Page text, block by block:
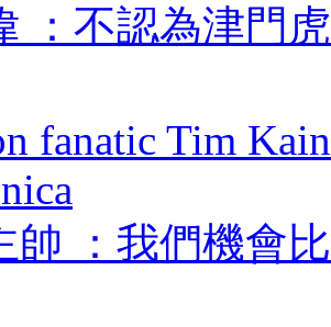
：不認為津門
fanatic Tim
帥 ：我們機